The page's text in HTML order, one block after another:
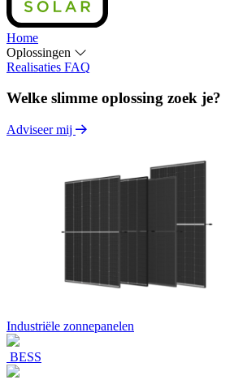
Home
Oplossingen
Realisaties FAQ
Welke slimme oplossing zoek je?
Adviseer mij
Industriële zonnepanelen
BESS